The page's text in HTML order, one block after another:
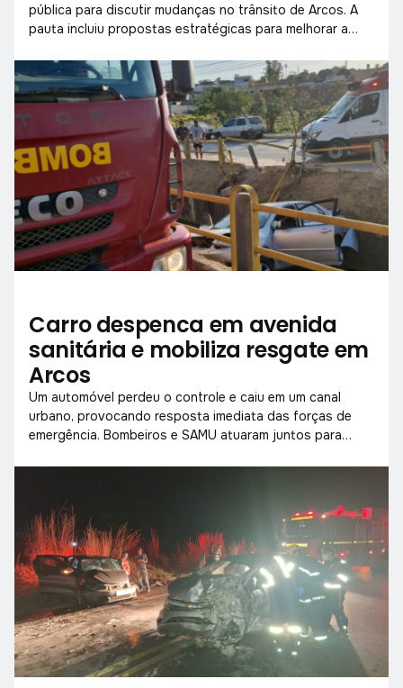
pública para discutir mudanças no trânsito de Arcos. A
pauta incluiu propostas estratégicas para melhorar a
Carro despenca em avenida
sanitária e mobiliza resgate em
Arcos
Um automóvel perdeu o controle e caiu em um canal
urbano, provocando resposta imediata das forças de
emergência. Bombeiros e SAMU atuaram juntos para